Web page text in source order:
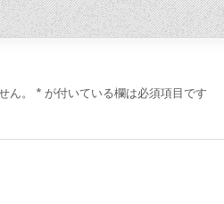
ん。 * が付いている欄は必須項目です